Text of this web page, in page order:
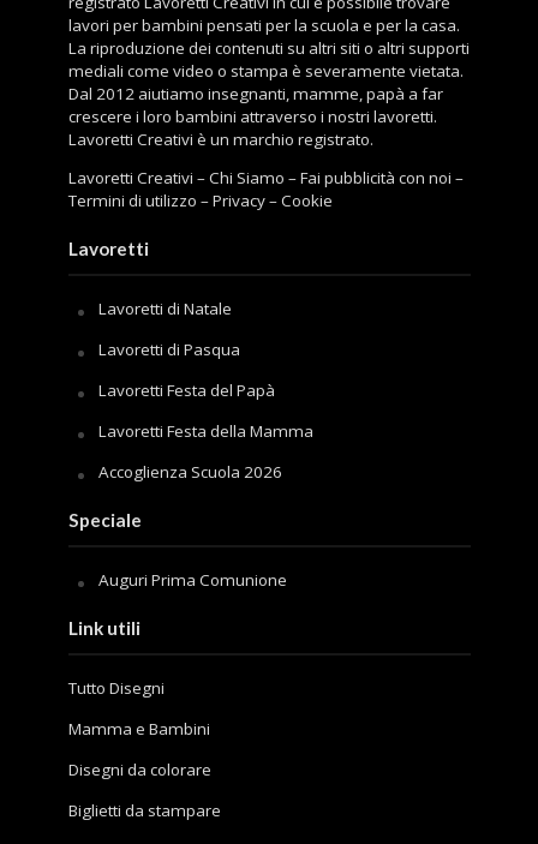
lavori per bambini pensati per la scuola e per la casa.
La riproduzione dei contenuti su altri siti o altri supporti
mediali come video o stampa è severamente vietata.
Dal 2012 aiutiamo insegnanti, mamme, papà a far
crescere i loro bambini attraverso i nostri lavoretti.
Lavoretti Creativi è un marchio registrato.
Lavoretti Creativi –Chi Siamo –Fai pubblicità con noi –
Termini di utilizzo –Privacy–Cookie
Lavoretti
Lavoretti di Natale
Lavoretti di Pasqua
Lavoretti Festa del Papà
Lavoretti Festa della Mamma
Accoglienza Scuola 2026
Speciale
Auguri Prima Comunione
Link utili
Tutto Disegni
Mamma e Bambini
Disegni da colorare
Biglietti da stampare